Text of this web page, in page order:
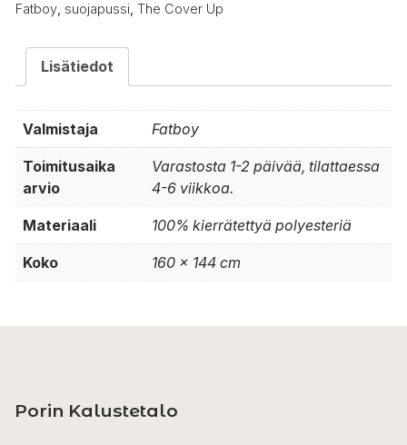
Fatboy suojapussi The Cover Up
Lisätiedot
Valmistaja Fatboy
Toimitusaika
arvio
Varastosta 1-2 päivää, tilattaessa
4-6 viikkoa.
Materiaali 100% kierrätettyä polyesteriä
Koko 160 x 144 cm
Porin Kalustetalo